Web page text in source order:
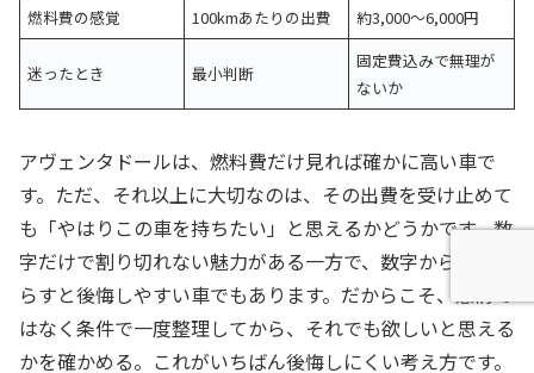
燃料費の感覚
100kmあたりの出費 約3,000〜6,000円
迷ったとき 最小判断
固定費込みで無理が
ないか
アヴェンタドールは、燃料費だけ見れば確かに高い車で
す。ただ、それ以上に大切なのは、その出費を受け止めて
も「やはりこの車を持ちたい」と思えるかどうかです。数
字だけで割り切れない魅力がある一方で、数字から目をそ
らすと後悔しやすい車でもあります。だからこそ、感情で
はなく条件で一度整理してから、それでも欲しいと思える
かを確かめる。これがいちばん後悔しにくい考え方です。